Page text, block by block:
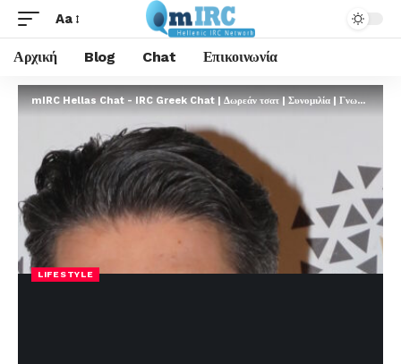
Aa
Αρχική Blog Chat Επικοινωνία
mIRC Hellas Chat - IRC Greek Chat | Δωρεάν τσατ | Συνομιλία | Γνωριμίες | FREE
LIFESTYLE